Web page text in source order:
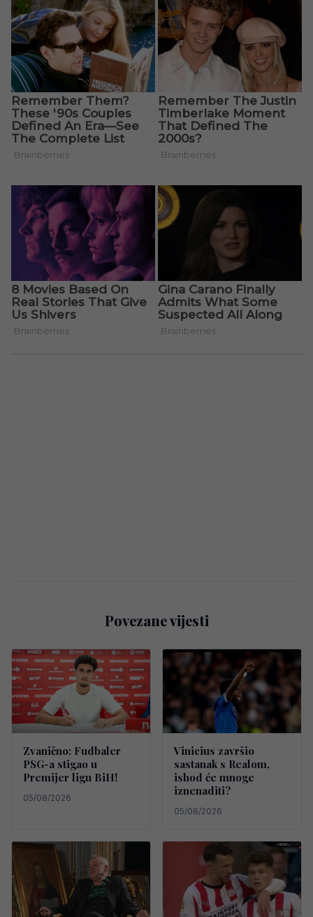
Povezane vijesti
Zvanično: Fudbaler
PSG-a stigao u
Premijer ligu BiH!
05/08/2026
Vinicius završio
sastanak s Realom,
ishod će mnoge
iznenaditi?
05/08/2026